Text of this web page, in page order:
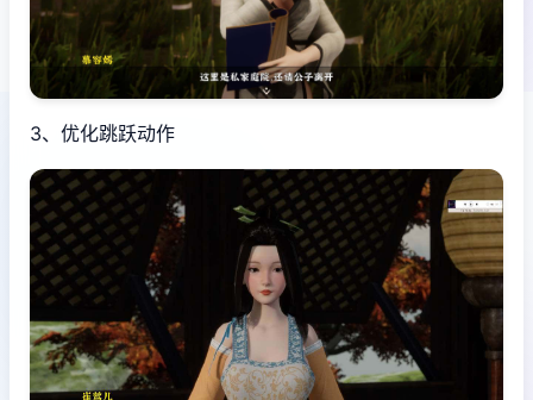
3、优化跳跃动作